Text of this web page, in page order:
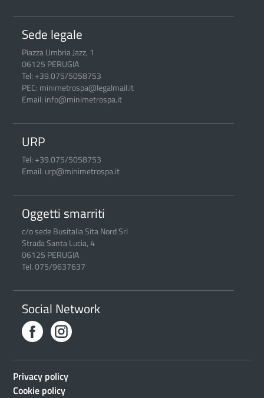
Sede legale
Piazza Umbria Jazz, 1
06125 PERUGIA
Tel: +39.075/5058753
PEC: minimetrospa@legalmail.it
Email: info@minimetrospa.it
URP
Tel: +39.075/5058753
Email: urp@minimetrospa.it
Oggetti smarriti
c/o sede Busitalia Sita Nord Srl
Strada Santa Lucia, 4
06125 PERUGIA
Tel. 075/9637637
Social Network
Privacy policy
Cookie policy